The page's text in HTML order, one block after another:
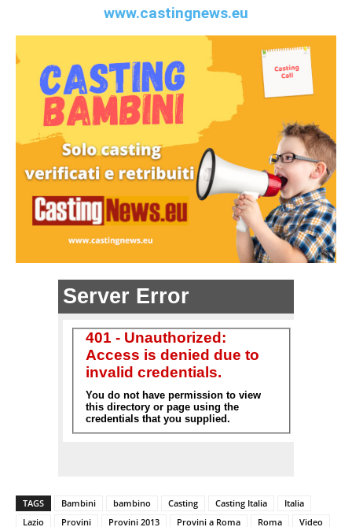
www.castingnews.eu
TAGS Bambini bambino Casting Casting Italia
Italia
Lazio
Provini Provini 2013 Provini a Roma Roma
Video